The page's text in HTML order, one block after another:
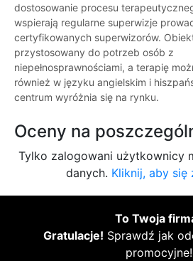
dostosowanie procesu
wspierają regularne superwizje
certyfikowanych superwizorów.
przystosowany do potrzeb osób z
niepełnosprawnościami, a terapię
również w języku angielskim i
centrum wyróżnia się na rynku.
Oceny na
Tylko zalogowani użytkownicy
danych. Kliknij, aby się
To Twoja
Gratulacje! Sprawdź jak
promocyjne!